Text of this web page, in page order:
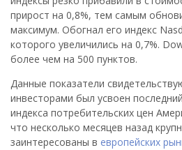
прирост на 0,8%, тем самым
максимум. Обогнал его индекс
которого увеличились на 0,7%.
более чем на 500 пунктов.
Данные показатели
инвесторами был усвоен
индекса потребительских цен
что несколько месяцев назад
заинтересованы в европейских